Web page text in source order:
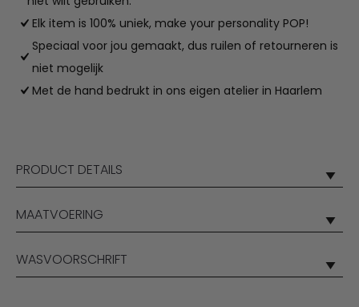
Elk item is 100% uniek, make your personality POP!
Speciaal voor jou gemaakt, dus ruilen of retourneren is
niet mogelijk
Met de hand bedrukt in ons eigen atelier in Haarlem
PRODUCT DETAILS
MAATVOERING
WASVOORSCHRIFT